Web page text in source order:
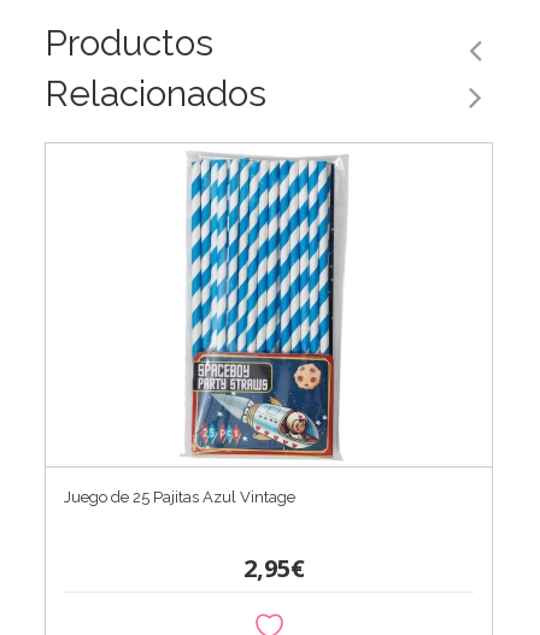
Productos
Relacionados
Juego de 25 Pajitas Azul Vintage
2,95€